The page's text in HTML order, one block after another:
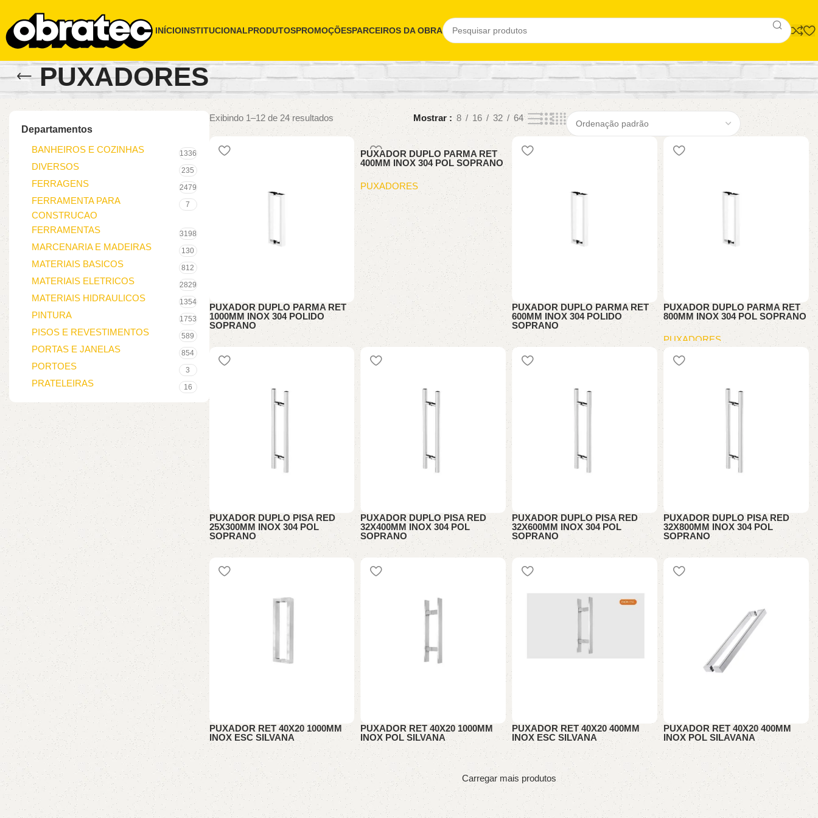
INÍCIOINSTITUCIONALPRODUTOSPROMOÇÕESPARCEIROS DA OBRA
PUXADORES
Departamentos
BANHEIROS E COZINHAS
1336
DIVERSOS 235
FERRAGENS 2479
FERRAMENTA PARA
CONSTRUCAO
7
FERRAMENTAS 3198
MARCENARIA E MADEIRAS 130
MATERIAIS BASICOS 812
MATERIAIS ELETRICOS 2829
MATERIAIS HIDRAULICOS 1354
PINTURA 1753
PISOS E REVESTIMENTOS 589
PORTAS E JANELAS 854
PORTOES 3
PRATELEIRAS 16
Exibindo 1–12 de 24 resultados Mostrar 8 16 32 64
PUXADOR DUPLO PARMA RET
1000MM INOX 304 POLIDO
SOPRANO
PUXADORES
PUXADOR DUPLO PARMA RET
400MM INOX 304 POL SOPRANO
PUXADORES
PUXADOR DUPLO PARMA RET
600MM INOX 304 POLIDO
SOPRANO
PUXADORES
PUXADOR DUPLO PARMA RET
800MM INOX 304 POL SOPRANO
PUXADORES
PUXADOR DUPLO PISA RED
25X300MM INOX 304 POL
SOPRANO
PUXADORES
PUXADOR DUPLO PISA RED
32X400MM INOX 304 POL
SOPRANO
PUXADORES
PUXADOR DUPLO PISA RED
32X600MM INOX 304 POL
SOPRANO
PUXADORES
PUXADOR DUPLO PISA RED
32X800MM INOX 304 POL
SOPRANO
PUXADORES
PUXADOR RET 40X20 1000MM
INOX ESC SILVANA
PUXADORES
PUXADOR RET 40X20 1000MM
INOX POL SILVANA
PUXADORES
PUXADOR RET 40X20 400MM
INOX ESC SILVANA
PUXADORES
PUXADOR RET 40X20 400MM
INOX POL SILAVANA
PUXADORES
Carregar mais produtos